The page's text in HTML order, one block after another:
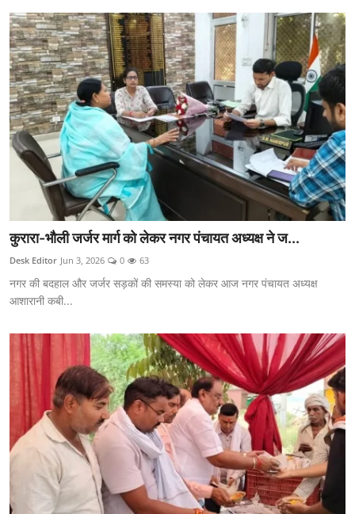
कुरारा-भौली जर्जर मार्ग को लेकर नगर पंचायत अध्यक्ष ने ज...
Desk Editor Jun 3, 2026 0 63
नगर की बदहाल और जर्जर सड़कों की समस्या को लेकर आज नगर पंचायत अध्यक्ष
आशारानी कबी...